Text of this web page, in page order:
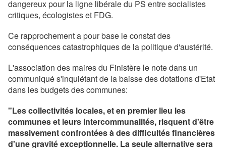
dangereux pour la ligne libérale du PS entre socialistes
critiques, écologistes et FDG.
Ce rapprochement a pour base le constat des
conséquences catastrophiques de la politique d'austérité.
L'association des maires du Finistère le note dans un
communiqué s'inquiétant de la baisse des dotations d'Etat
dans les budgets des communes:
"Les collectivités locales, et en premier lieu les
communes et leurs intercommunalités, risquent d'être
massivement confrontées à des difficultés financières
d'une gravité exceptionnelle. La seule alternative sera